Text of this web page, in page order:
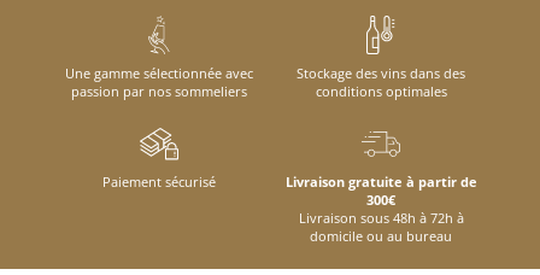
Une gamme sélectionnée avec
passion par nos sommeliers
Stockage des vins dans des
conditions optimales
Paiement sécurisé
Livraison gratuite à partir de
300€
Livraison sous 48h à 72h à
domicile ou au bureau